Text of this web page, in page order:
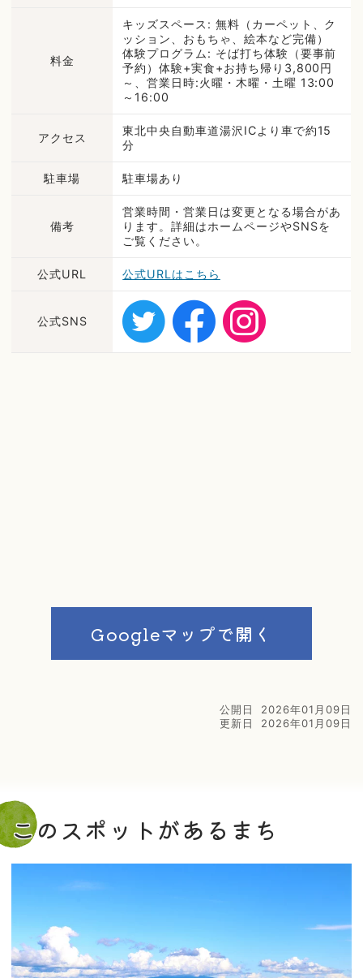
料金
キッズスペース: 無料（カーペット、ク
ッション、おもちゃ、絵本など完備）
体験プログラム: そば打ち体験（要事前
予約）体験+実食+お持ち帰り3,800円
～、営業日時:火曜・木曜・土曜 13:00
～16:00
アクセス
東北中央自動車道湯沢ICより車で約15
分
駐車場 駐車場あり
備考
営業時間・営業日は変更となる場合があ
ります。詳細はホームページやSNSを
ご覧ください。
公式URL 公式URLはこちら
公式SNS
Googleマップで開く
公開日
2026年01月09日
更新日
2026年01月09日
このスポットがあるまち